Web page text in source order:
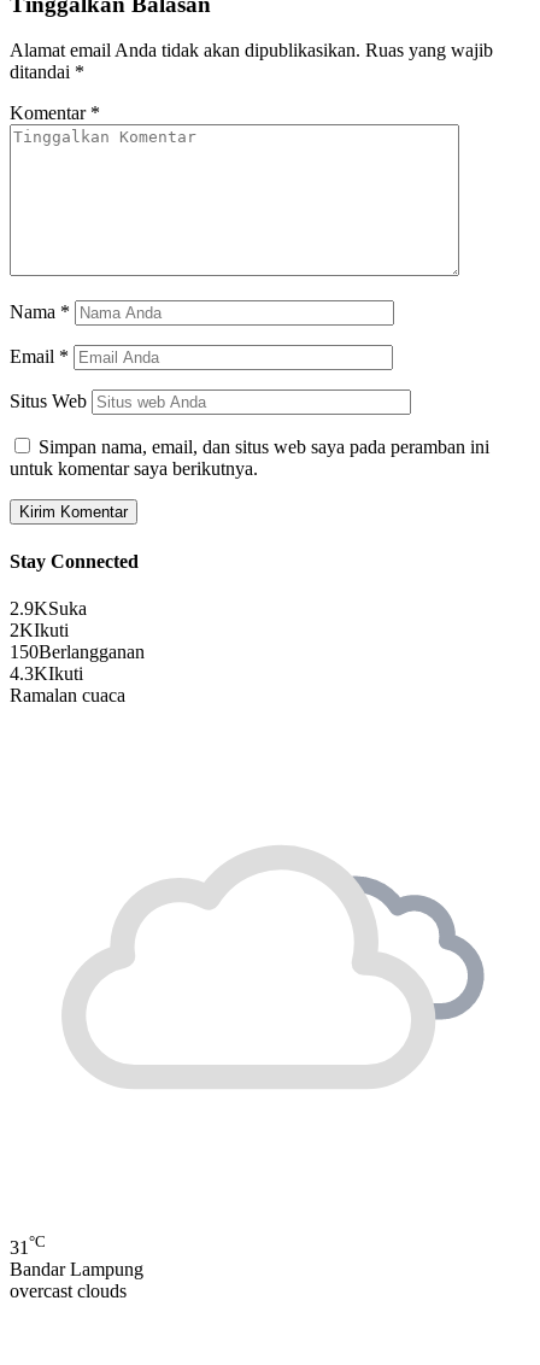
Alamat email Anda tidak akan dipublikasikan. Ruas yang wajib
ditandai *
Komentar *
Nama *
Email *
Situs Web
Simpan nama, email, dan situs web saya pada peramban ini
untuk komentar saya berikutnya.
Stay Connected
2.9KSuka
2KIkuti
150Berlangganan
4.3KIkuti
Ramalan cuaca
31 °C
Bandar Lampung
overcast clouds